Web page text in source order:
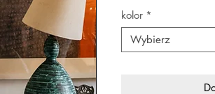
kolor *
Wybierz